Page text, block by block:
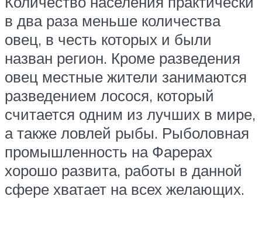
в два раза меньше количества
овец, в честь которых и были
назван регион. Кроме разведения
овец местные жители занимаются
разведением лосося, который
считается одним из лучших в мире,
а также ловлей рыбы. Рыболовная
промышленность на Фарерах
хорошо развита, работы в данной
сфере хватает на всех желающих.